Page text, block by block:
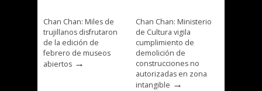
Chan Chan: Miles de
trujillanos disfrutaron
de la edición de
febrero de museos
abiertos →
Chan Chan: Ministerio
de Cultura vigila
cumplimiento de
demolición de
construcciones no
autorizadas en zona
intangible →